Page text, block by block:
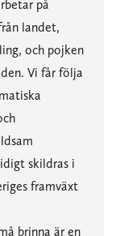
på
landet,
och pojken
Vi får följa
skildras i
framväxt
brinna är en